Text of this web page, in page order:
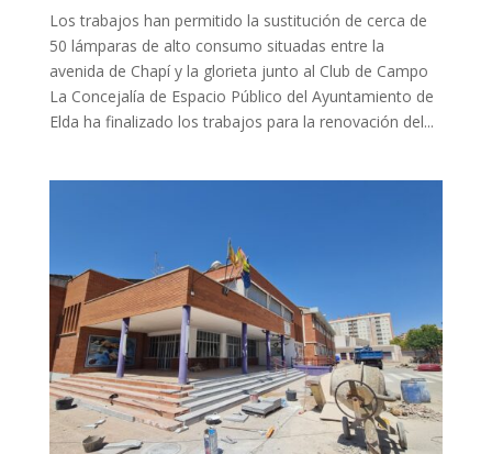
Los trabajos han permitido la sustitución de cerca de
50 lámparas de alto consumo situadas entre la
avenida de Chapí y la glorieta junto al Club de Campo
La Concejalía de Espacio Público del Ayuntamiento de
Elda ha finalizado los trabajos para la renovación del...